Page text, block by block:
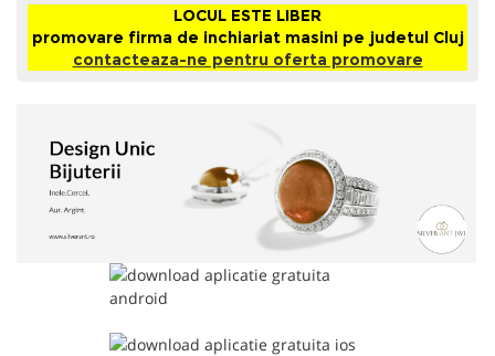
LOCUL ESTE LIBER
promovare firma de inchiariat masini pe judetul Cluj
contacteaza-ne pentru oferta promovare